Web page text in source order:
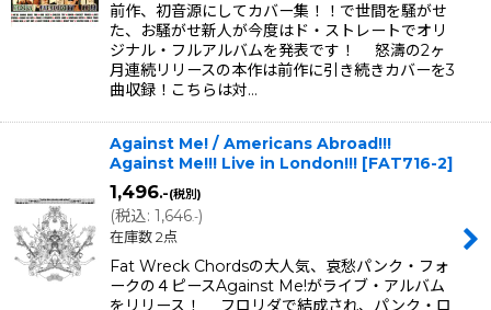
前作、初音源にしてカバー集！！で世間を騒がせ
た、お騒がせ新人が今度はド・ストレートでオリ
ジナル・フルアルバムを発表です！ 怒濤の2ヶ
月連続リリースの本作は前作に引き続きカバーを3
曲収録！こちらは対…
Against Me! / Americans Abroad!!!
Against Me!!! Live in London!!! [FAT716-2]
1,496.-(税別)
(税込: 1,646.-)
在庫数 2点
Fat Wreck Chordsの大人気、哀愁パンク・フォ
ークの４ピースAgainst Me!がライブ・アルバム
をリリース！ フロリダで結成され、パンク・ロ